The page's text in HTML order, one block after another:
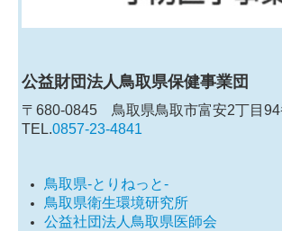
公益財団法人鳥取県保健事業団
〒680-0845 鳥取県鳥取市富安2丁目
TEL.0857-23-4841
鳥取県-とりねっと-
鳥取県衛生環境研究所
公益社団法人鳥取県医師会